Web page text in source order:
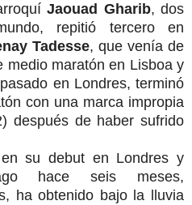
Jaouad Gharib, dos
repitió tercero en
Tadesse, que venía de
medio maratón en Lisboa y
en Londres, terminó
con una marca impropia
después de haber sufrido
su debut en Londres y
hace seis meses,
ha obtenido bajo la lluvia